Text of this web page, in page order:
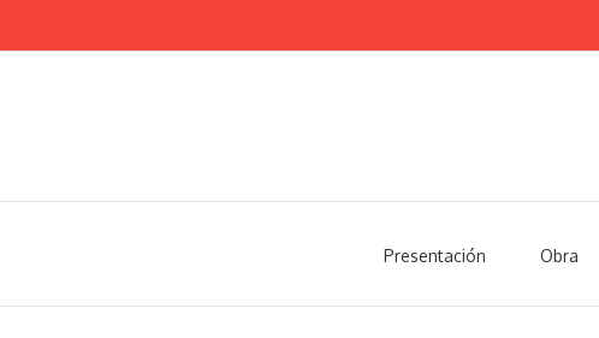
Presentación Obra